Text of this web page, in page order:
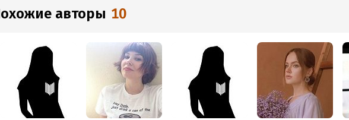
Похожие авторы 10